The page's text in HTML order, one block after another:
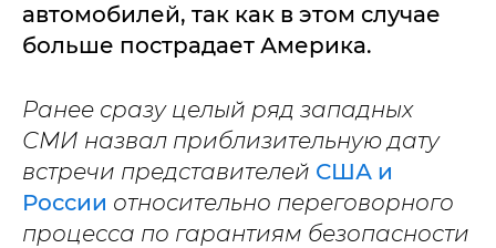
автомобилей, так как в этом случае
больше пострадает Америка.
Ранее сразу целый ряд западных
СМИ назвал приблизительную дату
встречи представителей США и
России относительно переговорного
процесса по гарантиям безопасности